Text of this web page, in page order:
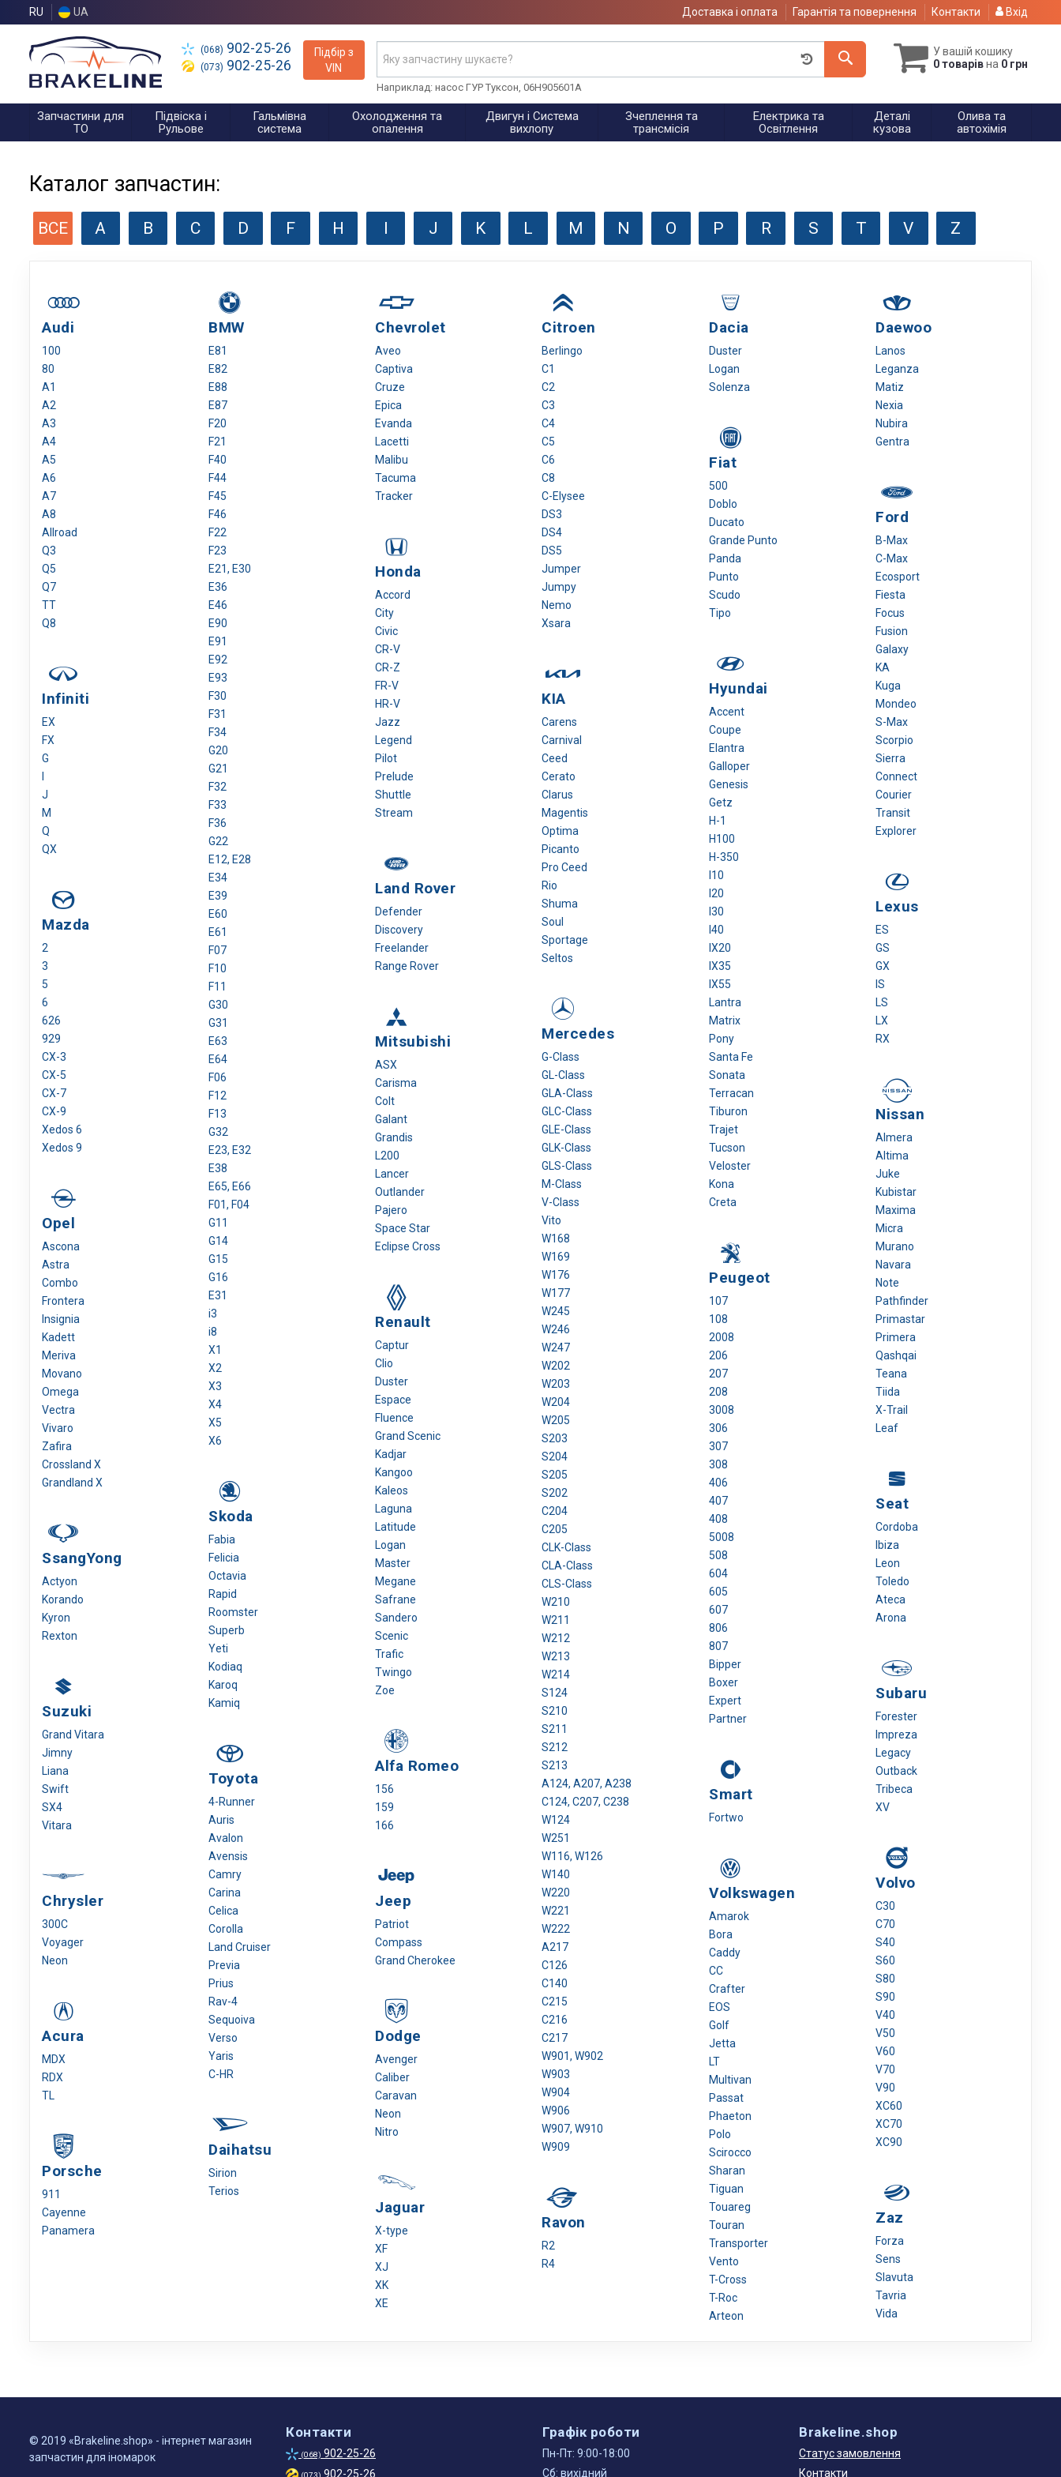
RU UA Доставка і оплата Гарантія та повернення Контакти Вхід
(068) 902-25-26
(073) 902-25-26
Підбір з
VIN
У вашій кошику
0 товарівна 0 грн
Наприклад: насос ГУР Туксон, 06H905601A
Запчастини для
ТО
Підвіска і
Рульове
Гальмівна
система
Охолодження та
опалення
Двигун і Система
вихлопу
Зчеплення та
трансмісія
Електрика та
Освітлення
Деталі
кузова
Олива та
автохімія
Каталог запчастин:
ВСЕ A B C D F H I J K L M N O P R S T V Z
Audi
100
80
A1
A2
A3
A4
A5
A6
A7
A8
Allroad
Q3
Q5
Q7
TT
Q8
BMW
E81
E82
E88
E87
F20
F21
F40
F44
F45
F46
F22
F23
E21, E30
E36
E46
E90
E91
E92
E93
F30
F31
F34
G20
G21
F32
F33
F36
G22
E12, E28
E34
E39
E60
E61
F07
F10
F11
G30
G31
E63
E64
F06
F12
F13
G32
E23, E32
E38
E65, E66
F01, F04
G11
G14
G15
G16
E31
i3
i8
X1
X2
X3
X4
X5
X6
Chevrolet
Aveo
Captiva
Cruze
Epica
Evanda
Lacetti
Malibu
Tacuma
Tracker
Citroen
Berlingo
C1
C2
C3
C4
C5
C6
C8
C-Elysee
DS3
DS4
DS5
Jumper
Jumpy
Nemo
Xsara
Dacia
Duster
Logan
Solenza
Daewoo
Lanos
Leganza
Matiz
Nexia
Nubira
Gentra
Fiat
500
Doblo
Ducato
Grande Punto
Panda
Punto
Scudo
Tipo
Ford
B-Max
C-Max
Ecosport
Fiesta
Focus
Fusion
Galaxy
KA
Kuga
Mondeo
S-Max
Scorpio
Sierra
Connect
Courier
Transit
Explorer
Honda
Accord
City
Civic
CR-V
CR-Z
FR-V
HR-V
Jazz
Legend
Pilot
Prelude
Shuttle
Stream
Hyundai
Accent
Coupe
Elantra
Galloper
Genesis
Getz
H-1
H100
H-350
I10
I20
I30
I40
IX20
IX35
IX55
Lantra
Matrix
Pony
Santa Fe
Sonata
Terracan
Tiburon
Trajet
Tucson
Veloster
Kona
Creta
Infiniti
EX
FX
G
J
M
Q
QX
KIA
Carens
Carnival
Ceed
Cerato
Clarus
Magentis
Optima
Picanto
Pro Ceed
Rio
Shuma
Soul
Sportage
Seltos
Land Rover
Defender
Discovery
Freelander
Range Rover
Lexus
ES
GS
GX
IS
LS
LX
RX
Mazda
2
3
5
6
626
929
CX-3
CX-5
CX-7
CX-9
Xedos 6
Xedos 9
Mercedes
G-Class
GL-Class
GLA-Class
GLC-Class
GLE-Class
GLK-Class
GLS-Class
M-Class
V-Class
Vito
W168
W169
W176
W177
W245
W246
W247
W202
W203
W204
W205
S203
S204
S205
S202
C204
C205
CLK-Class
CLA-Class
CLS-Class
W210
W211
W212
W213
W214
S124
S210
S211
S212
S213
A124, A207, A238
C124, C207, C238
W124
W251
W116, W126
W140
W220
W221
W222
A217
C126
C140
C215
C216
C217
W901, W902
W903
W904
W906
W907, W910
W909
Mitsubishi
ASX
Carisma
Colt
Galant
Grandis
L200
Lancer
Outlander
Pajero
Space Star
Eclipse Cross
Nissan
Almera
Altima
Juke
Kubistar
Maxima
Micra
Murano
Navara
Note
Pathfinder
Primastar
Primera
Qashqai
Teana
Tiida
X-Trail
Leaf
Opel
Ascona
Astra
Combo
Frontera
Insignia
Kadett
Meriva
Movano
Omega
Vectra
Vivaro
Zafira
Crossland X
Grandland X
Peugeot
107
108
2008
206
207
208
3008
306
307
308
406
407
408
5008
508
604
605
607
806
807
Bipper
Boxer
Expert
Partner
Renault
Captur
Clio
Duster
Espace
Fluence
Grand Scenic
Kadjar
Kangoo
Kaleos
Laguna
Latitude
Logan
Master
Megane
Safrane
Sandero
Scenic
Trafic
Twingo
Zoe
Seat
Cordoba
Ibiza
Leon
Toledo
Ateca
Arona
Skoda
Fabia
Felicia
Octavia
Rapid
Roomster
Superb
Yeti
Kodiaq
Karoq
Kamiq
SsangYong
Actyon
Korando
Kyron
Rexton
Subaru
Forester
Impreza
Legacy
Outback
Tribeca
XV
Suzuki
Grand Vitara
Jimny
Liana
Swift
SX4
Vitara
Alfa Romeo
156
159
166
Toyota
4-Runner
Auris
Avalon
Avensis
Camry
Carina
Celica
Corolla
Land Cruiser
Previa
Prius
Rav-4
Sequoiva
Verso
Yaris
C-HR
Smart
Fortwo
Volvo
C30
C70
S40
S60
S80
S90
V40
V50
V60
V70
V90
XC60
XC70
XC90
Volkswagen
Amarok
Bora
Caddy
CC
Crafter
EOS
Golf
Jetta
LT
Multivan
Passat
Phaeton
Polo
Scirocco
Sharan
Tiguan
Touareg
Touran
Transporter
Vento
T-Cross
T-Roc
Arteon
Chrysler
300C
Voyager
Neon
Jeep
Patriot
Compass
Grand Cherokee
Acura
MDX
RDX
TL
Dodge
Avenger
Caliber
Caravan
Neon
Nitro
Daihatsu
Sirion
Terios
Porsche
911
Cayenne
Panamera
Jaguar
X-type
XF
XJ
XK
XE
Zaz
Forza
Sens
Slavuta
Tavria
Vida
Ravon
R2
R4
© 2019 «Brakeline.shop» - інтернет магазин
запчастин для іномарок
Контакти
(068) 902-25-26
(073) 902-25-26
Графік роботи
Пн-Пт: 9:00-18:00
Сб: вихідний
Brakeline.shop
Статус замовлення
Контакти